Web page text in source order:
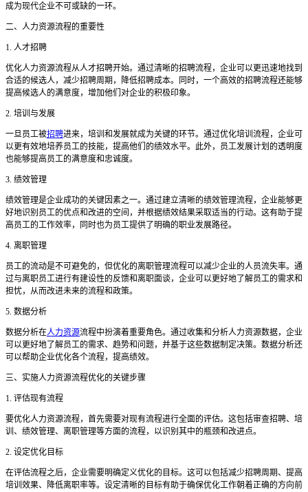
成为现代企业不可或缺的一环。
二、人力资源流程的重要性
1. 人才招聘
优化人力资源流程从人才招聘开始。通过清晰的招聘流程，企业可以更迅速地找到
合适的候选人，减少招聘周期，降低招聘成本。同时，一个高效的招聘流程还能够
提高候选人的满意度，增加他们对企业的积极印象。
2. 培训与发展
一旦员工被招聘进来，培训和发展就成为关键的环节。通过优化培训流程，企业可
以更有效地培养员工的技能，提高他们的绩效水平。此外，员工发展计划的透明度
也能够提高员工的满意度和忠诚度。
3. 绩效管理
绩效管理是企业成功的关键因素之一。通过建立清晰的绩效管理流程，企业能够更
好地识别员工的优点和改进的空间，并根据绩效结果采取适当的行动。这有助于提
高员工的工作效率，同时也为员工提供了明确的职业发展路径。
4. 离职管理
员工的流动是不可避免的，但优化的离职管理流程可以减少企业的人员流失率。通
过与离职员工进行有建设性的反馈和离职面谈，企业可以更好地了解员工的需求和
担忧，从而改进未来的流程和政策。
5. 数据分析
数据分析在人力资源流程中扮演着重要角色。通过收集和分析人力资源数据，企业
可以更好地了解员工的需求、趋势和问题，并基于这些数据制定决策。数据分析还
可以帮助企业优化各个流程，提高绩效。
三、实施人力资源流程优化的关键步骤
1. 评估现有流程
要优化人力资源流程，首先需要对现有流程进行全面的评估。这包括审查招聘、培
训、绩效管理、离职管理等方面的流程，以识别其中的瓶颈和改进点。
2. 设定优化目标
在评估流程之后，企业需要明确定义优化的目标。这可以包括减少招聘周期、提高
培训效果、降低离职率等。设定清晰的目标有助于确保优化工作朝着正确的方向前